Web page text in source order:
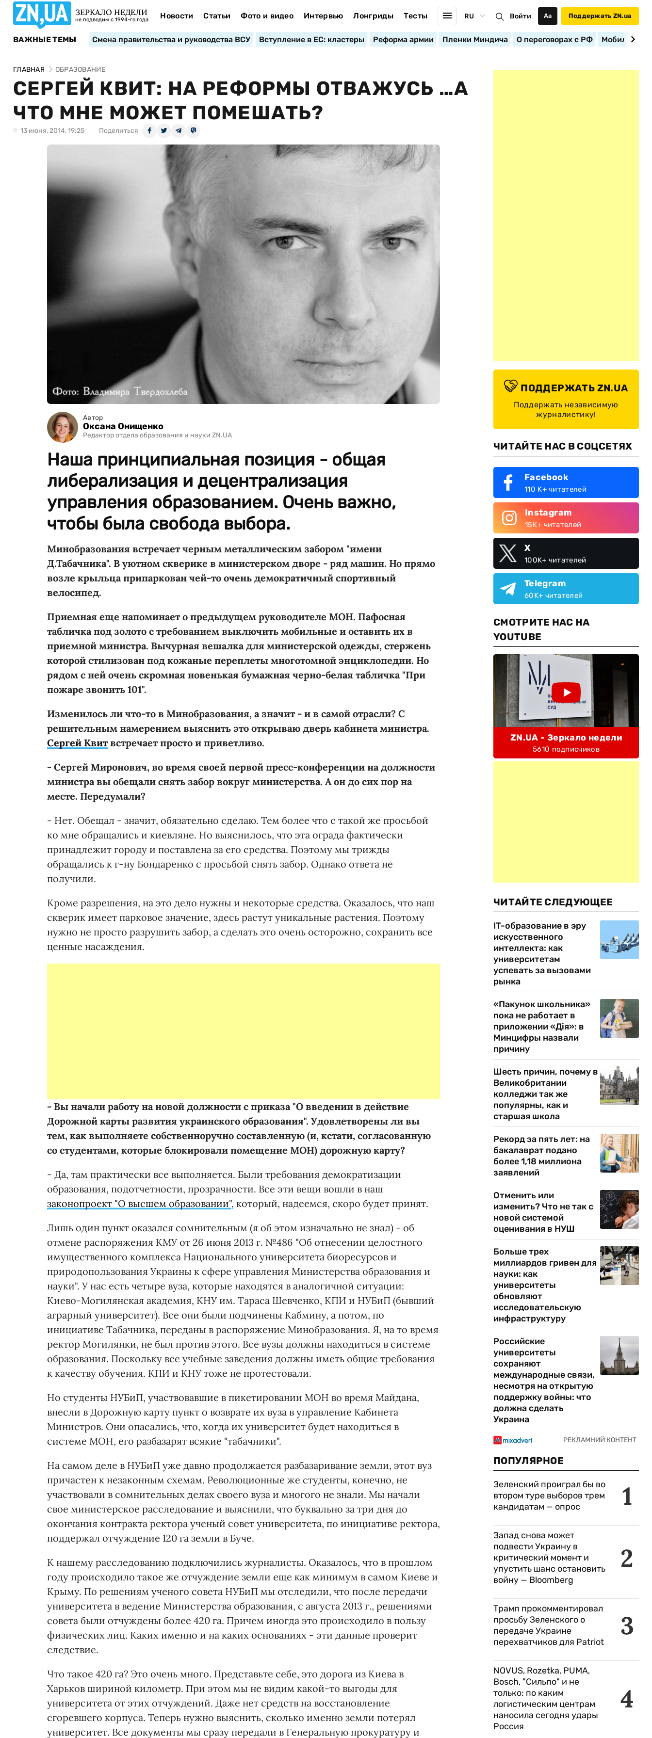
ЗЕРКАЛО НЕДЕЛИ
не подводим с 1994-го года Новости Статьи Фото и видео Интервью Лонгриды Тесты RU Войти Аа Поддержать ZN.ua
ВАЖНЫЕ ТЕМЫ Смена правительства и руководства ВСУ Вступление в ЕС: кластеры Реформа армии Пленки Миндича О переговорах с РФ
ГЛАВНАЯ ОБРАЗОВАНИЕ
СЕРГЕЙ КВИТ: НА РЕФОРМЫ ОТВАЖУСЬ …А
ЧТО МНЕ МОЖЕТ ПОМЕШАТЬ?
13 июня, 2014, 19:25 Поделиться
Автор
Оксана Онищенко
Редактор отдела образования и науки ZN.UA
Наша принципиальная позиция - общая
либерализация и децентрализация
управления образованием. Очень важно,
чтобы была свобода выбора.
Минобразования встречает черным металлическим забором "имени
Д.Табачника". В уютном скверике в министерском дворе - ряд машин. Но прямо
возле крыльца припаркован чей-то очень демократичный спортивный
велосипед.
Приемная еще напоминает о предыдущем руководителе МОН. Пафосная
табличка под золото с требованием выключить мобильные и оставить их в
приемной министра. Вычурная вешалка для министерской одежды, стержень
которой стилизован под кожаные переплеты многотомной энциклопедии. Но
рядом с ней очень скромная новенькая бумажная черно-белая табличка "При
пожаре звонить 101".
Изменилось ли что-то в Минобразования, а значит - и в самой отрасли? С
решительным намерением выяснить это открываю дверь кабинета министра.
Сергей Квитвстречает просто и приветливо.
- Сергей Миронович, во время своей первой пресс-конференции на должности
министра вы обещали снять забор вокруг министерства. А он до сих пор на
месте. Передумали?
- Нет. Обещал - значит, обязательно сделаю. Тем более что с такой же просьбой
ко мне обращались и киевляне. Но выяснилось, что эта ограда фактически
принадлежит городу и поставлена за его средства. Поэтому мы трижды
обращались к г-ну Бондаренко с просьбой снять забор. Однако ответа не
получили.
Кроме разрешения, на это дело нужны и некоторые средства. Оказалось, что наш
скверик имеет парковое значение, здесь растут уникальные растения. Поэтому
нужно не просто разрушить забор, а сделать это очень осторожно, сохранить все
ценные насаждения.
- Вы начали работу на новой должности с приказа "О введении в действие
Дорожной карты развития украинского образования". Удовлетворены ли вы
тем, как выполняете собственноручно составленную (и, кстати, согласованную
со студентами, которые блокировали помещение МОН) дорожную карту?
- Да, там практически все выполняется. Были требования демократизации
образования, подотчетности, прозрачности. Все эти вещи вошли в наш
законопроект "О высшем образовании", который, надеемся, скоро будет принят.
Лишь один пункт оказался сомнительным (я об этом изначально не знал) - об
отмене распоряжения КМУ от 26 июня 2013 г. №486 "Об отнесении целостного
имущественного комплекса Национального университета биоресурсов и
природопользования Украины к сфере управления Министерства образования и
науки". У нас есть четыре вуза, которые находятся в аналогичной ситуации:
Киево-Могилянская академия, КНУ им. Тараса Шевченко, КПИ и НУБиП (бывший
аграрный университет). Все они были подчинены Кабмину, а потом, по
инициативе Табачника, переданы в распоряжение Минобразования. Я, на то время
ректор Могилянки, не был против этого. Все вузы должны находиться в системе
образования. Поскольку все учебные заведения должны иметь общие требования
к качеству обучения. КПИ и КНУ тоже не протестовали.
Но студенты НУБиП, участвовавшие в пикетировании МОН во время Майдана,
внесли в Дорожную карту пункт о возврате их вуза в управление Кабинета
Министров. Они опасались, что, когда их университет будет находиться в
системе МОН, его разбазарят всякие "табачники".
На самом деле в НУБиП уже давно продолжается разбазаривание земли, этот вуз
причастен к незаконным схемам. Революционные же студенты, конечно, не
участвовали в сомнительных делах своего вуза и многого не знали. Мы начали
свое министерское расследование и выяснили, что буквально за три дня до
окончания контракта ректора ученый совет университета, по инициативе ректора,
поддержал отчуждение 120 га земли в Буче.
К нашему расследованию подключились журналисты. Оказалось, что в прошлом
году происходило такое же отчуждение земли еще как минимум в самом Киеве и
Крыму. По решениям ученого совета НУБиП мы отследили, что после передачи
университета в ведение Министерства образования, с августа 2013 г., решениями
совета были отчуждены более 420 га. Причем иногда это происходило в пользу
физических лиц. Каких именно и на каких основаниях - эти данные проверит
следствие.
Что такое 420 га? Это очень много. Представьте себе, это дорога из Киева в
Харьков шириной километр. При этом мы не видим какой-то выгоды для
университета от этих отчуждений. Даже нет средств на восстановление
сгоревшего корпуса. Теперь нужно выяснить, сколько именно земли потерял
университет. Все документы мы сразу передали в Генеральную прокуратуру и
ПОДДЕРЖАТЬ ZN.UA
Поддержать независимую
журналистику!
ЧИТАЙТЕ НАС В СОЦСЕТЯХ
Facebook
110 K+ читателей
Instagram
15K+ читателей
X
100K+ читателей
Telegram
60K+ читателей
СМОТРИТЕ НАС НА
YOUTUBE
ZN.UA - Зеркало недели
5610 подписчиков
ЧИТАЙТЕ СЛЕДУЮЩЕЕ
IT-образование в эру
искусственного
интеллекта: как
университетам
успевать за вызовами
рынка
«Пакунок школьника»
пока не работает в
приложении «Дія»: в
Минцифры назвали
причину
Шесть причин, почему в
Великобритании
колледжи так же
популярны, как и
старшая школа
Рекорд за пять лет: на
бакалаврат подано
более 1,18 миллиона
заявлений
Отменить или
изменить? Что не так с
новой системой
оценивания в НУШ
Больше трех
миллиардов гривен для
науки: как
университеты
обновляют
исследовательскую
инфраструктуру
Российские
университеты
сохраняют
международные связи,
несмотря на открытую
поддержку войны: что
должна сделать
Украина
ПОПУЛЯРНОЕ
1
Зеленский проиграл бы во
втором туре выборов трем
кандидатам — опрос
2
Запад снова может
подвести Украину в
критический момент и
упустить шанс остановить
войну — Bloomberg
3
Трамп прокомментировал
просьбу Зеленского о
передаче Украине
перехватчиков для Patriot
4
NOVUS, Rozetka, PUMA,
Bosch, "Сильпо" и не
только: по каким
логистическим центрам
наносила сегодня удары
Россия